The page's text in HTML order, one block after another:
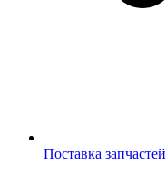
Поставка запчастей